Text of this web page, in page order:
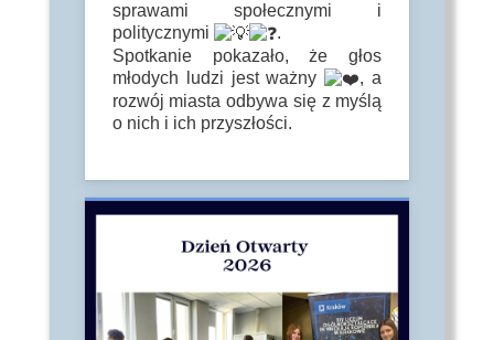
sprawami społecznymi i
politycznymi
.
Spotkanie pokazało, że głos
młodych ludzi jest ważny
, a
rozwój miasta odbywa się z myślą
o nich i ich przyszłości.